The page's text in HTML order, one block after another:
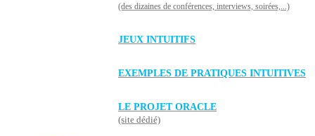
(des dizaines de conférences, interviews, soirées,...)
JEUX INTUITIFS
EXEMPLES DE PRATIQUES INTUITIVES
LE PROJET ORACLE
(site dédié)